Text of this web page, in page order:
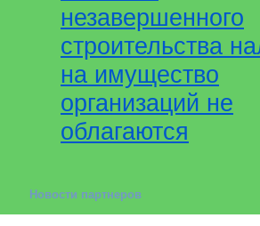
незавершенного
строительства
на имущество
организаций не
облагаются
Новости партнеров